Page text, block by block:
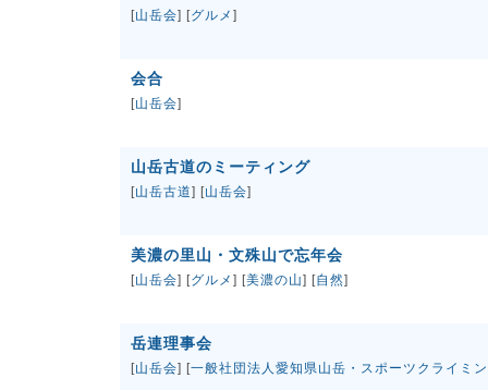
[山岳会] [グルメ ]
会合
[山岳会]
山岳古道のミーティング
[山岳古道] [山岳会]
美濃の里山・文殊山で忘年会
[山岳会] [グルメ ] [美濃の山] [自然]
岳連理事会
[山岳会] [一般社団法人愛知県山岳・スポーツクライミ